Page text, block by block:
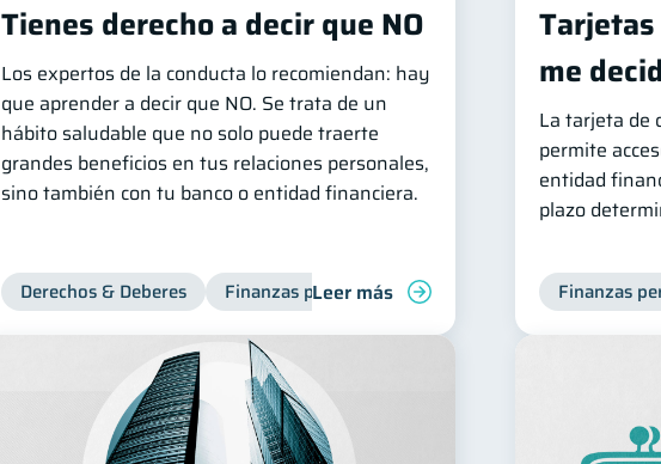
Tienes derecho a decir que NO
Los expertos de la conducta lo recomiendan: hay
que aprender a decir que NO. Se trata de un
hábito saludable que no solo puede traerte
grandes beneficios en tus relaciones personales,
sino también con tu banco o entidad financiera.
Derechos & Deberes Finanzas personales
Leer más
me
La tarjeta de
permite
entidad
plazo
Finanzas